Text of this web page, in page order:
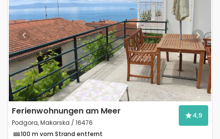
Previous Next
Ferienwohnungen am Meer
Podgora, Makarska / 16476
4,9
100 m vom Strand entfernt